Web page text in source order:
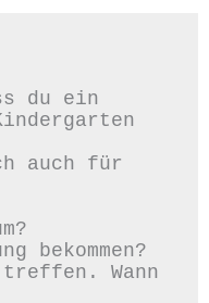
du ein
auch für
bekommen?
Wann